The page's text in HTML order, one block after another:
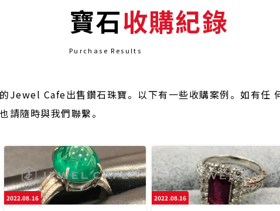
寶石收購紀錄
Purchase Results
Jewel Cafe出售鑽石珠寶。以下有一些收購案例。如有任
請隨時與我們聯繫。
2022.08.16 2022.08.16